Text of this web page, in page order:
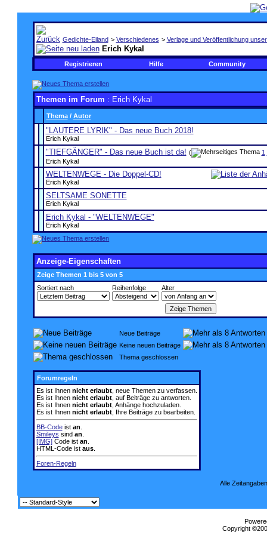
Gedichte-Eiland > Verschiedenes > Verlage und Veröffentlichung
Erich Kykal
Registrieren Hilfe Community
Themen im Forum : Erich Kykal
Thema/ Autor
"LAUTERE LYRIK" - Das neue Buch 2018!
Erich Kykal
"TIEFGÄNGER" - Das neue Buch ist da! ( 1
Erich Kykal
WELTENWEGE - Die Doppel-CD!
Erich Kykal
SELTSAME SONETTE
Erich Kykal
Erich Kykal - "WELTENWEGE"
Erich Kykal
Anzeige-Eigenschaften
Zeige Themen 1 bis 5 von 5
Sortiert nach
Reihenfolge Alter
Neue Beiträge
Keine neuen Beiträge
Thema geschlossen
Forumregeln
Es ist Ihnen nicht erlaubt, neue Themen zu verfassen.
Es ist Ihnen nicht erlaubt, auf Beiträge zu antworten.
Es ist Ihnen nicht erlaubt, Anhänge hochzuladen.
Es ist Ihnen nicht erlaubt, Ihre Beiträge zu bearbeiten.
BB-Codeist an
Smileys sind an
[IMG]Code ist an
HTML-Code ist aus.
Foren-Regeln
Alle
Copyright